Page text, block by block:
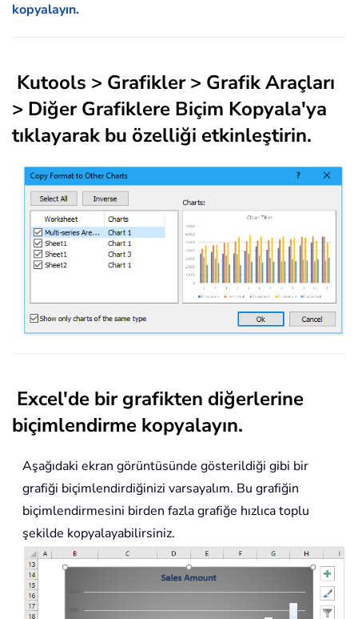
kopyalayın.
Kutools > Grafikler > Grafik Araçları
> Diğer Grafiklere Biçim Kopyala'ya
tıklayarak bu özelliği etkinleştirin.
Excel'de bir grafikten diğerlerine
biçimlendirme kopyalayın.
Aşağıdaki ekran görüntüsünde gösterildiği gibi bir
grafiği biçimlendirdiğinizi varsayalım. Bu grafiğin
biçimlendirmesini birden fazla grafiğe hızlıca toplu
şekilde kopyalayabilirsiniz.